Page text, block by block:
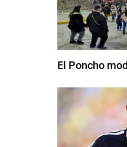
El Poncho